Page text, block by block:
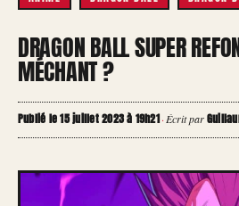
DRAGON BALL SUPER
MÉCHANT ?
Publié le 15 juillet 2023 à 19h21·Écrit par